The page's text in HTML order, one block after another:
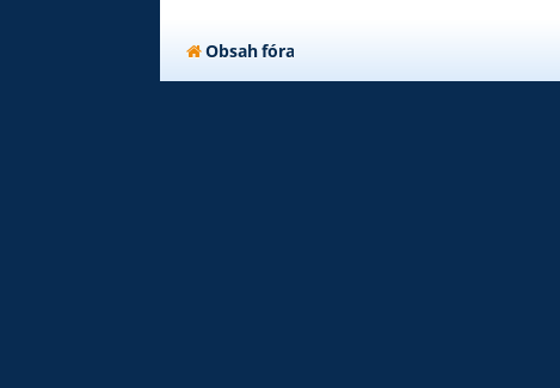
Obsah fóra